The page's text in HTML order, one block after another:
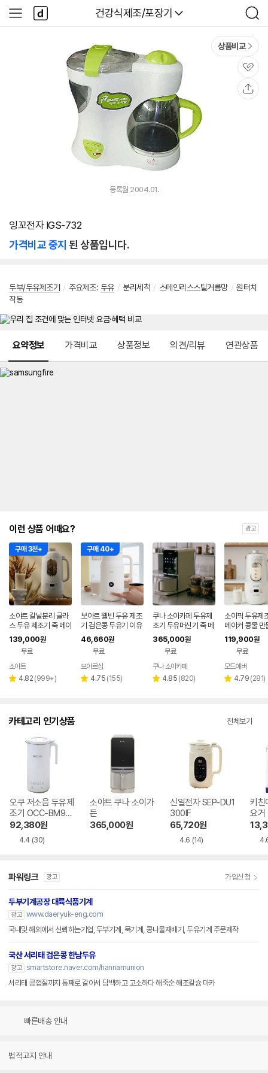
다나와
건강식제조/포장기
검
색
사
이
다
나
와
상품비교
관
심
등록월 2004.01.
잉꼬전자 IGS-732
가격비교 중지 된 상품입니다.
두부/두유제조기 / 주요제조: 두유 / 분리세척 / 스테인리스스틸거름망 / 원터치
작동
요약정보 가격비교 상품정보 의견/리뷰 연관상품
이런 상품 어때요? 광고
구매 3천+
소야트 칼날분리 글라
스 두유 제조기 죽 메이
커 저소음 기계
139,000원
무료
소야트
별 4.82 리
(999+)
구매 40+
보아르 웰빈 두유 제조
기 검은콩 두유기 이유
식 만드는 기계 가정용
죽 두부 콩물 메이커
46,660원
무료
페이
보아르샵
별 4.75 리
(155)
쿠나 소이카페 두유제
조기 두유머신기 죽 메
이커 기계
365,000원
무료
쿠나 소이카페
별 4.85 리
(820)
소이픽 두유제
메이커 콩물 만
날분리
119,900원
무료
모드에버
별 4.79 리
(281)
카테고리 인기상품 전체보기
오쿠 저소음 두유제
조기 OCC-BM900
SV
92,380원
4.4 (30)
소야트 쿠나 소이가
든
365,000원
신일전자 SEP-DU1
300IF
65,720원
4.6 (14)
키친
요
9SC
파워링크 광고 가입신청
두부기계공장 대륙식품기계
광고 www.daeryuk-eng.com
국내및 해외에서 신뢰하는기업, 두부기계, 묵기계, 콩나물재배기, 두유기계 주문제작
국산 서리태 검은콩 한남두유
광고 smartstore.naver.com/hannamunion
서리태 콩껍질까지 통째로 갈아서 담백하고 고소하다 해죽순 해조칼슘 마카
빠른배송 안내
법적고지 안내